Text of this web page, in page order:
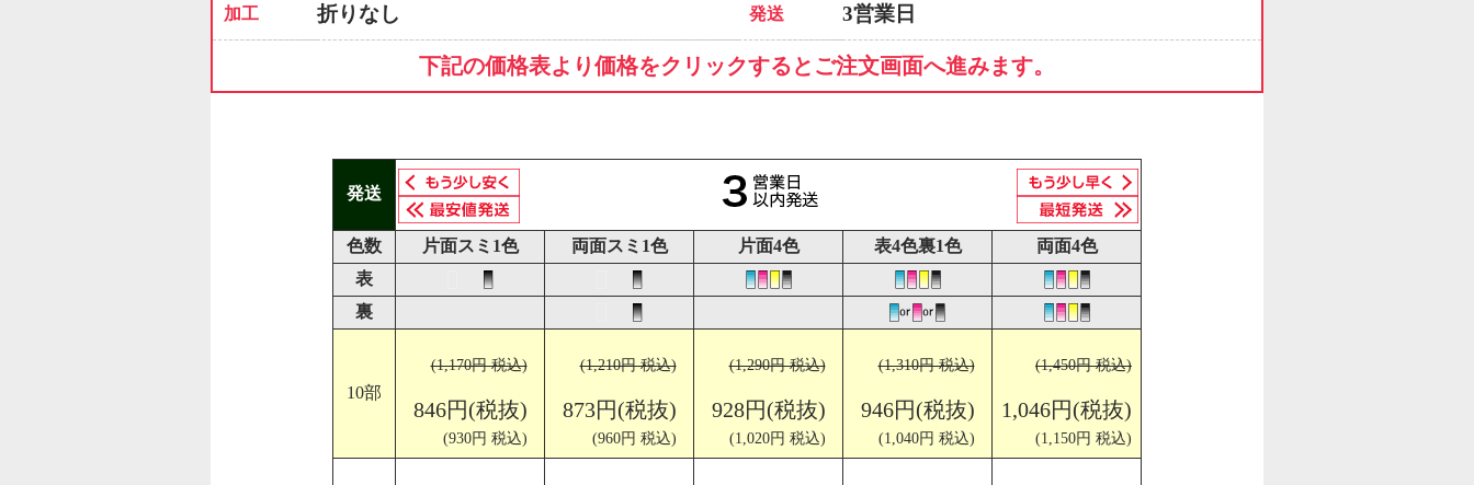
加工 折りなし 発送 3営業日
下記の価格表より価格をクリックするとご注文画面へ進みます。
発送
色数 片面スミ1色 両面スミ1色 片面4色 表4色裏1色
両面4色
表
裏
10部
(1,170円 税込)
846円(税抜)
(930円 税込)
(1,210円 税込)
873円(税抜)
(960円 税込)
(1,290円 税込)
928円(税抜)
(1,020円 税込)
(1,310円 税込)
946円(税抜)
(1,040円 税込)
(1,450円 税込)
1,046円(税抜)
(1,150円 税込)